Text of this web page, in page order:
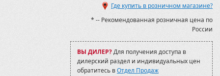
Assailant 800
Assailant 800
Baltmotors
Baltmotors-SMC Jumbo 700 MAX
Blade 1000 2017-2019
BruteForce KVF 750 2006-09
BruteForce KVF 750 2009-12
Где купить в розничном магазине?
* -- Рекомендованная розничная цена по
России
ВЫ ДИЛЕР?Для получения доступа в
дилерский раздел и индивидуальных цен
обратитесь вОтдел Продаж